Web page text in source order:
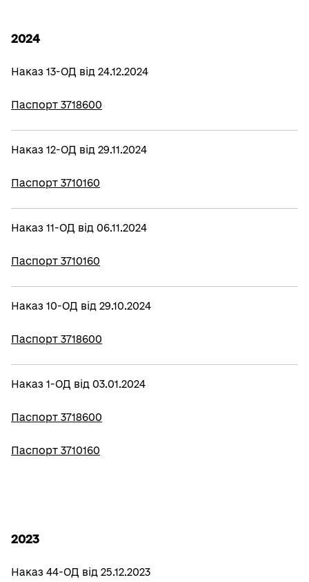
2024
Наказ 13-ОД від 24.12.2024
Паспорт 3718600
Наказ 12-ОД від 29.11.2024
Паспорт 3710160
Наказ 11-ОД від 06.11.2024
Паспорт 3710160
Наказ 10-ОД від 29.10.2024
Паспорт 3718600
Наказ 1-ОД від 03.01.2024
Паспорт 3718600
Паспорт 3710160
2023
Наказ 44-ОД від 25.12.2023